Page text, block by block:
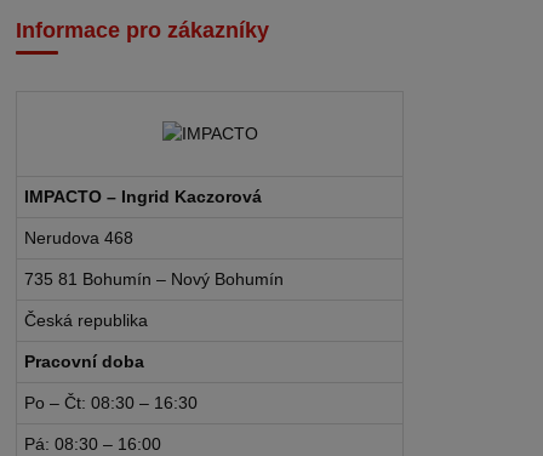
Informace pro zákazníky
IMPACTO – Ingrid Kaczorová
Nerudova 468
735 81 Bohumín – Nový Bohumín
Česká republika
Pracovní doba
Po – Čt: 08:30 – 16:30
Pá: 08:30 – 16:00